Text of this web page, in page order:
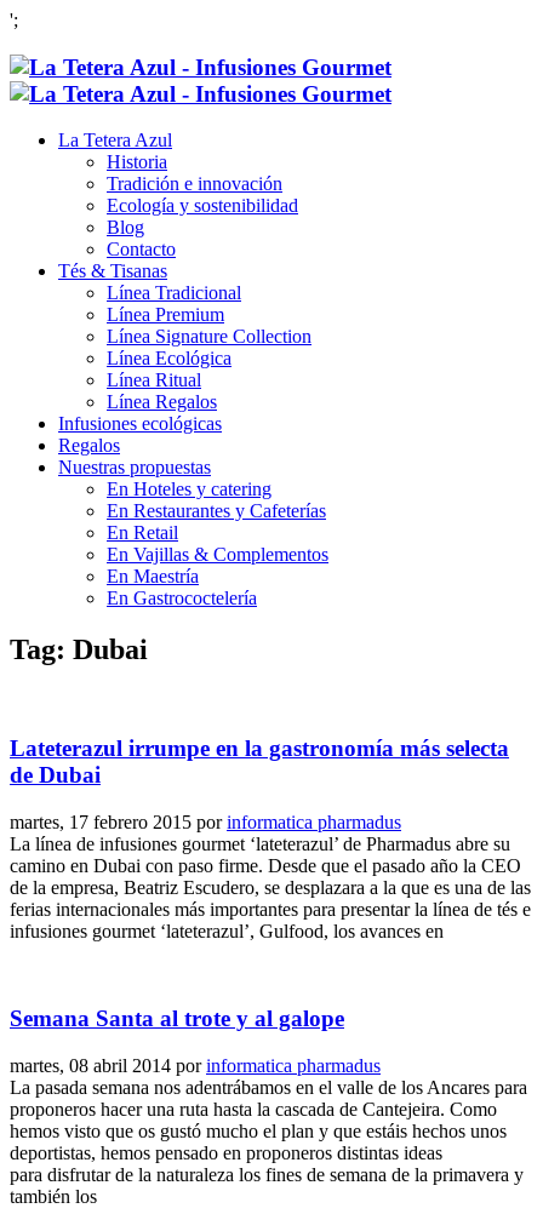
';
La Tetera Azul
Historia
Tradición e innovación
Ecología y sostenibilidad
Blog
Contacto
Tés & Tisanas
Línea Tradicional
Línea Premium
Línea Signature Collection
Línea Ecológica
Línea Ritual
Línea Regalos
Infusiones ecológicas
Regalos
Nuestras propuestas
En Hoteles y catering
En Restaurantes y Cafeterías
En Retail
En Vajillas & Complementos
En Maestría
En Gastrococtelería
Tag: Dubai
Lateterazul irrumpe en la gastronomía más selecta
de Dubai
martes, 17 febrero 2015 porinformatica pharmadus
La línea de infusiones gourmet ‘lateterazul’ de Pharmadus abre su
camino en Dubai con paso firme. Desde que el pasado año la CEO
de la empresa, Beatriz Escudero, se desplazara a la que es una de las
ferias internacionales más importantes para presentar la línea de tés e
infusiones gourmet ‘lateterazul’, Gulfood, los avances en
Semana Santa al trote y al galope
martes, 08 abril 2014 porinformatica pharmadus
La pasada semana nos adentrábamos en el valle de los Ancares para
proponeros hacer una ruta hasta la cascada de Cantejeira. Como
hemos visto que os gustó mucho el plan y que estáis hechos unos
deportistas, hemos pensado en proponeros distintas ideas
para disfrutar de la naturaleza los fines de semana de la primavera y
también los